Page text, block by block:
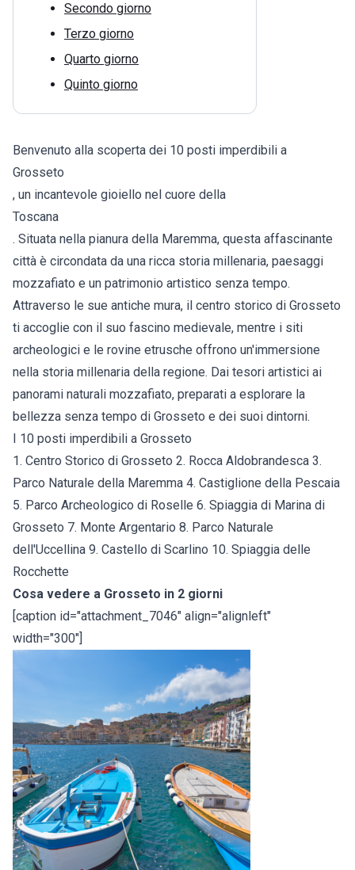
Secondo giorno
Terzo giorno
Quarto giorno
Quinto giorno
Benvenuto alla scoperta dei 10 posti imperdibili a
Grosseto
, un incantevole gioiello nel cuore della
Toscana
. Situata nella pianura della Maremma, questa affascinante
città è circondata da una ricca storia millenaria, paesaggi
mozzafiato e un patrimonio artistico senza tempo.
Attraverso le sue antiche mura, il centro storico di Grosseto
ti accoglie con il suo fascino medievale, mentre i siti
archeologici e le rovine etrusche offrono un'immersione
nella storia millenaria della regione. Dai tesori artistici ai
panorami naturali mozzafiato, preparati a esplorare la
bellezza senza tempo di Grosseto e dei suoi dintorni.
I 10 posti imperdibili a Grosseto
1. Centro Storico di Grosseto 2. Rocca Aldobrandesca 3.
Parco Naturale della Maremma 4. Castiglione della Pescaia
5. Parco Archeologico di Roselle 6. Spiaggia di Marina di
Grosseto 7. Monte Argentario 8. Parco Naturale
dell'Uccellina 9. Castello di Scarlino 10. Spiaggia delle
Rocchette
Cosa vedere a Grosseto in 2 giorni
[caption id="attachment_7046" align="alignleft"
width="300"]